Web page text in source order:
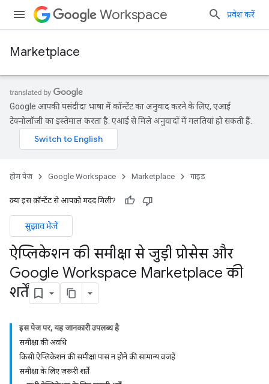
Workspace प्रवेश करें
Marketplace
Google आपकी पसंदीदा भाषा में कॉन्टेंट का अनुवाद करने के लिए, एआई
टेक्नोलॉजी का इस्तेमाल करता है. एआई से मिले अनुवादों में गलतियां हो सकती हैं.
होम पेज Google Workspace Marketplace गाइड
क्या इस कॉन्टेंट से आपको मदद मिली?
सुझाव भेजें
ऐप्लिकेशन की समीक्षा से जुड़ी प्रोसेस और
Google Workspace Marketplace की
शर्तें
इस पेज पर, यह जानकारी उपलब्ध है
समीक्षा की अवधि
किसी ऐप्लिकेशन की समीक्षा पास न होने की सामान्य वजहें
समीक्षा के लिए ज़रूरी शर्तें